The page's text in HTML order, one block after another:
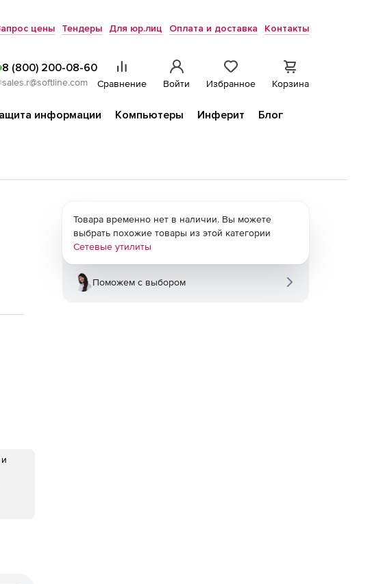
цены Тендеры Для юр.лиц Оплата и доставка Контакты
8 (800) 200-08-60
sales.r@softline.com Сравнение Войти Избранное Корзина
информации Компьютеры Инферит
Блог
Товара временно нет в наличии. Вы можете
выбрать похожие товары из этой категории
Сетевые утилиты
Поможем с выбором